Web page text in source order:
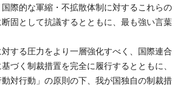
際的な軍縮・不拡散体制に対するこれらの
固として抗議するとともに、最も強い言葉
する圧力をより一層強化すべく、国際連合
づく制裁措置を完全に履行するとともに、
動対行動」の原則の下、我が国独自の制裁措